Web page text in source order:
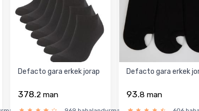
Defacto gara erkek jorap
378.2 man
Defacto gara erkek
93.8 man